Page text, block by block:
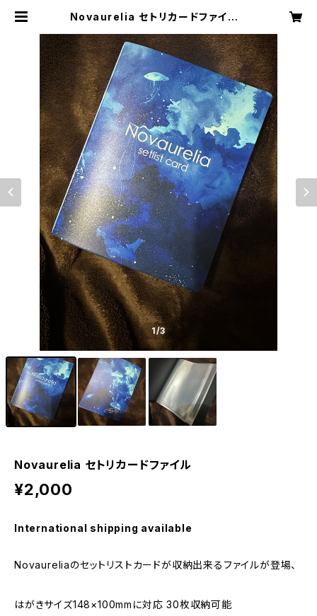
Novaurelia セトリカードファイル |
1/3
Novaurelia セトリカードファイル
¥2,000
International shipping available
Novaureliaのセットリストカードが収納出来るファイルが登場、
はがきサイズ148×100mmに対応 30枚収納可能